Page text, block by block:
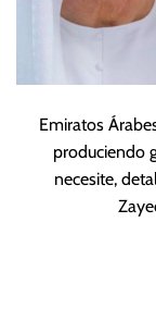
Emiratos
produciendo
necesite,